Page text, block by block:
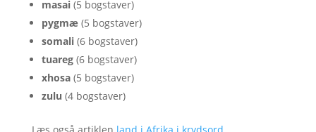
masai(5 bogstaver)
pygmæ(5 bogstaver)
somali(6 bogstaver)
tuareg(6 bogstaver)
xhosa(5 bogstaver)
zulu (4 bogstaver)